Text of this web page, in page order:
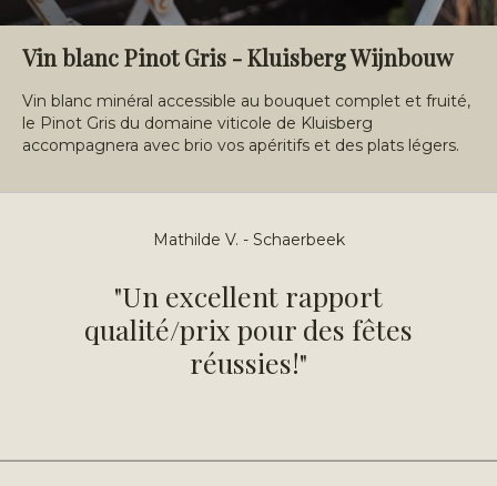
Vin blanc Pinot Gris - Kluisberg Wijnbouw
Vin blanc minéral accessible au bouquet complet et fruité,
le Pinot Gris du domaine viticole de Kluisberg
accompagnera avec brio vos apéritifs et des plats légers.
Mathilde V. - Schaerbeek
"Un excellent rapport
qualité/prix pour des fêtes
réussies!"